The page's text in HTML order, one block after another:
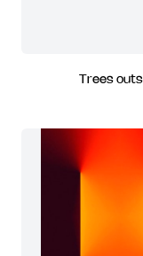
Trees